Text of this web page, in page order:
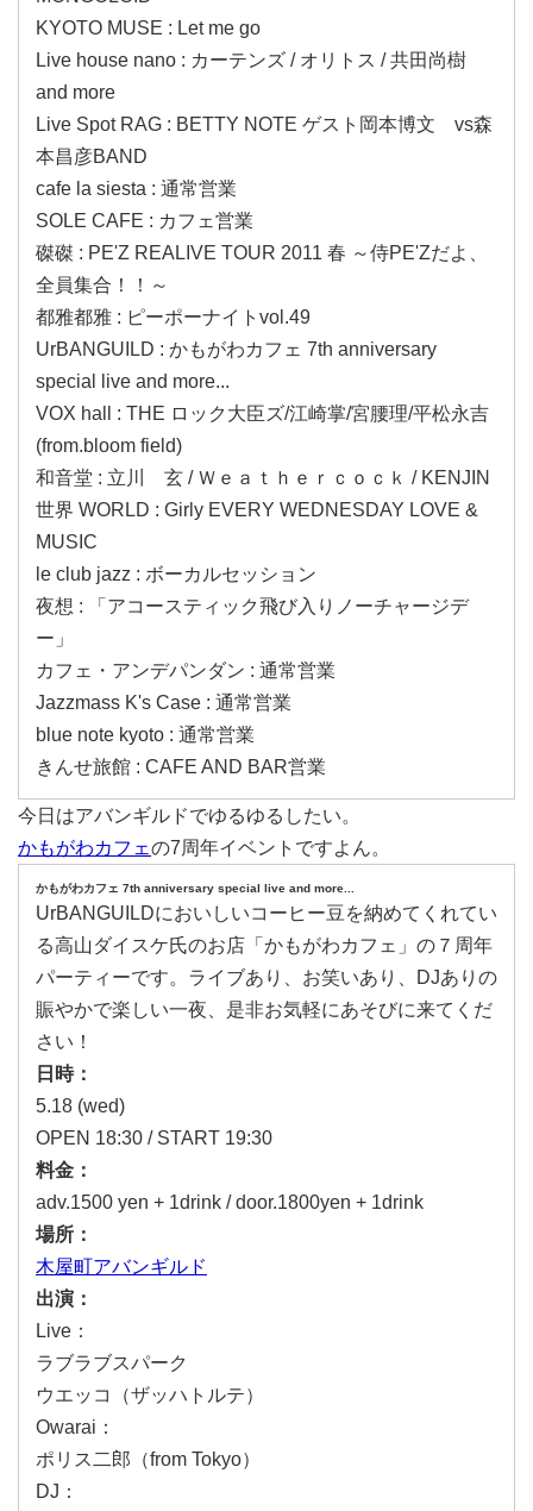
KYOTO MUSE : Let me go
Live house nano : カーテンズ / オリトス / 共田尚樹
and more
Live Spot RAG : BETTY NOTE ゲスト岡本博文 vs森
本昌彦BAND
cafe la siesta : 通常営業
SOLE CAFE : カフェ営業
磔磔 : PE'Z REALIVE TOUR 2011 春 ～侍PE'Zだよ、
全員集合！！～
都雅都雅 : ピーポーナイトvol.49
UrBANGUILD : かもがわカフェ 7th anniversary
special live and more...
VOX hall : THE ロック大臣ズ/江崎掌/宮腰理/平松永吉
(from.bloom field)
和音堂 : 立川 玄 / Ｗｅａｔｈｅｒｃｏｃｋ / KENJIN
世界 WORLD : Girly EVERY WEDNESDAY LOVE &
MUSIC
le club jazz : ボーカルセッション
夜想 : 「アコースティック飛び入りノーチャージデ
ー」
カフェ・アンデパンダン : 通常営業
Jazzmass K's Case : 通常営業
blue note kyoto : 通常営業
きんせ旅館 : CAFE AND BAR営業
今日はアバンギルドでゆるゆるしたい。
かもがわカフェの7周年イベントですよん。
かもがわカフェ 7th anniversary special live and more...
UrBANGUILDにおいしいコーヒー豆を納めてくれてい
る高山ダイスケ氏のお店「かもがわカフェ」の７周年
パーティーです。ライブあり、お笑いあり、DJありの
賑やかで楽しい一夜、是非お気軽にあそびに来てくだ
さい！
日時：
5.18 (wed)
OPEN 18:30 / START 19:30
料金：
adv.1500 yen + 1drink / door.1800yen + 1drink
場所：
木屋町アバンギルド
出演：
Live：
ラブラブスパーク
ウエッコ（ザッハトルテ）
Owarai：
ポリス二郎（from Tokyo）
DJ：